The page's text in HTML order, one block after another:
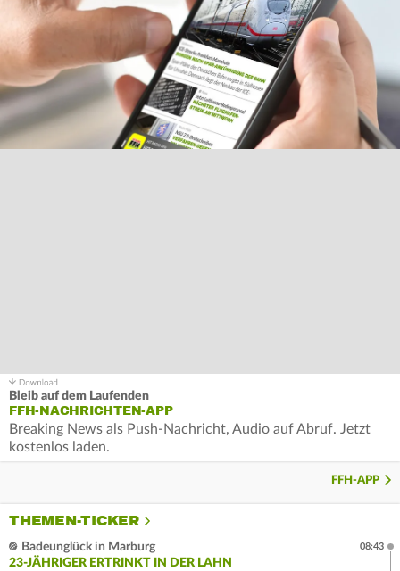
Bleib auf dem Laufenden
FFH-NACHRICHTEN-APP
Breaking News als Push-Nachricht, Audio auf Abruf. Jetzt
kostenlos laden.
FFH-APP
THEMEN-TICKER
Badeunglück in Marburg
23-JÄHRIGER ERTRINKT IN DER LAHN
08:43